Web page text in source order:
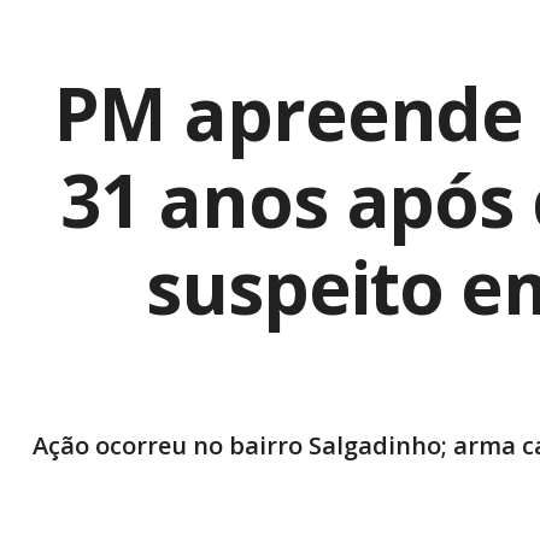
PM
31 anos
suspeito
Ação ocorreu no bairro Salgadinho; arma